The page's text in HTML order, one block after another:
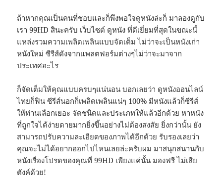
ถ้าหากคุณเป็นคนที่ชอบและก็พึงพอใจดูหนังล่ะก็ มาลองดูกับ
เรา 99HD สินะครับ เว็บไซต์ ดูหนัง ที่ดีเยี่ยมที่สุดในขณะนี้
แหล่งรวมความเพลิดเพลินแบบจัดเต็ม ไม่ว่าจะเป็นหนังเก่า
หนังใหม่ ซีรีส์ดังจากแพลตฟอร์มต่างๆไม่ว่าจะมาจาก
ประเทศอะไร
ก็จัดเต็มให้คุณแบบครบๆแน่นอน บอกเลยว่า ดูหนังออนไลน์
ไทยก็ฟิน ซีรีส์นอกก็เพลิดเพลินแน่ๆ 100% มีหนังแล้วก็ซีรีส์
ให้ท่านเลือกเยอะ จัดชนิดและประเภทให้แล้วอีกด้วย หาหนัง
ที่ถูกใจได้ง่ายดายมากยิ่งขึ้นอย่างไม่ต้องสงสัย ยิ่งกว่านั้น ยัง
สามารถปรับความละเอียดของภาพได้อีกด้วย รับรองเลยว่า
คุณจะไม่ได้อยากออกไปไหนเลยล่ะครับผม มาสนุกสนานกับ
หนังเรื่องโปรดของคุณที่ 99HD เพียงแค่นั้น มองฟรี ไม่เสีย
ตังค์ด้วย!